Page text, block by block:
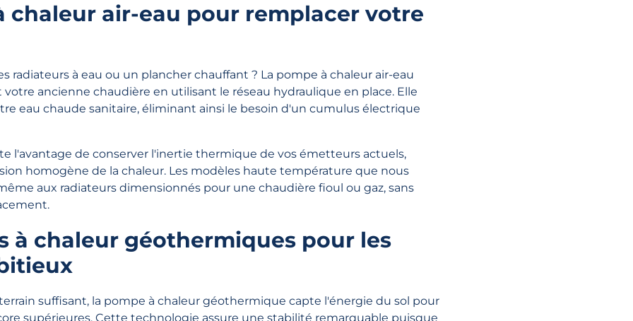
chaleur air-eau pour remplacer votre
radiateurs à eau ou un plancher chauffant ? La pompe à chaleur air-eau
ancienne chaudière en utilisant le réseau hydraulique en place. Elle
eau chaude sanitaire, éliminant ainsi le besoin d'un cumulus électrique
l'avantage de conserver l'inertie thermique de vos émetteurs actuels,
homogène de la chaleur. Les modèles haute température que nous
aux radiateurs dimensionnés pour une chaudière fioul ou gaz, sans
à chaleur géothermiques pour les
suffisant, la pompe à chaleur géothermique capte l'énergie du sol pour
supérieures. Cette technologie assure une stabilité remarquable puisque